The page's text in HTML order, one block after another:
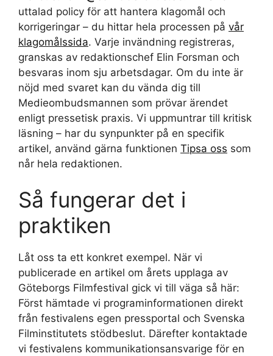
uttalad policy för att hantera klagomål och
korrigeringar – du hittar hela processen på vår
klagomålssida. Varje invändning registreras,
granskas av redaktionschef Elin Forsman och
besvaras inom sju arbetsdagar. Om du inte är
nöjd med svaret kan du vända dig till
Medieombudsmannen som prövar ärendet
enligt pressetisk praxis. Vi uppmuntrar till kritisk
läsning – har du synpunkter på en specifik
artikel, använd gärna funktionen Tipsa oss som
når hela redaktionen.
Så fungerar det i
praktiken
Låt oss ta ett konkret exempel. När vi
publicerade en artikel om årets upplaga av
Göteborgs Filmfestival gick vi till väga så här:
Först hämtade vi programinformationen direkt
från festivalens egen pressportal och Svenska
Filminstitutets stödbeslut. Därefter kontaktade
vi festivalens kommunikationsansvarige för en